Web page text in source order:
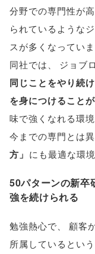
分野での専門性が
られているような
スが多くなってい
同社では
ジョブ
同じことをやり続
を身につけること
味で強くなれる環
今までの専門とは
方 」 にも最適な環
50パターンの新卒
強を続けられる
勉強熱心で
顧客
所属しているとい